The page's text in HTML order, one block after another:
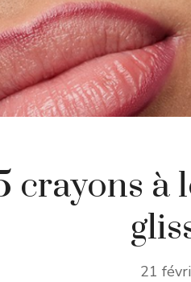
crayons
21